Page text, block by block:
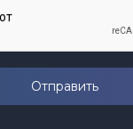
Отправить